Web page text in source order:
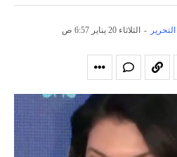
- الثلاثاء 20 يناير 6:57 ص